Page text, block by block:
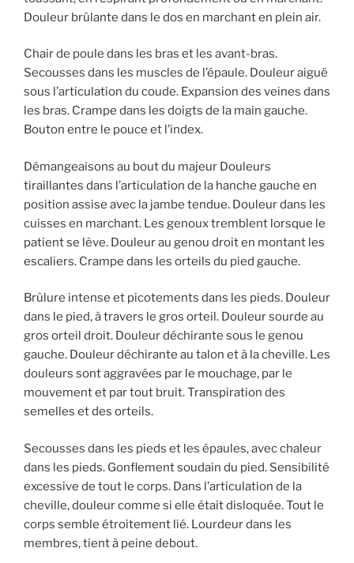
Douleur brûlante dans le dos en marchant en plein air.
Chair de poule dans les bras et les avant-bras.
Secousses dans les muscles de l’épaule. Douleur aiguë
sous l’articulation du coude. Expansion des veines dans
les bras. Crampe dans les doigts de la main gauche.
Bouton entre le pouce et l’index.
Démangeaisons au bout du majeur Douleurs
tiraillantes dans l’articulation de la hanche gauche en
position assise avec la jambe tendue. Douleur dans les
cuisses en marchant. Les genoux tremblent lorsque le
patient se lève. Douleur au genou droit en montant les
escaliers. Crampe dans les orteils du pied gauche.
Brûlure intense et picotements dans les pieds. Douleur
dans le pied, à travers le gros orteil. Douleur sourde au
gros orteil droit. Douleur déchirante sous le genou
gauche. Douleur déchirante au talon et à la cheville. Les
douleurs sont aggravées par le mouchage, par le
mouvement et par tout bruit. Transpiration des
semelles et des orteils.
Secousses dans les pieds et les épaules, avec chaleur
dans les pieds. Gonflement soudain du pied. Sensibilité
excessive de tout le corps. Dans l’articulation de la
cheville, douleur comme si elle était disloquée. Tout le
corps semble étroitement lié. Lourdeur dans les
membres, tient à peine debout.